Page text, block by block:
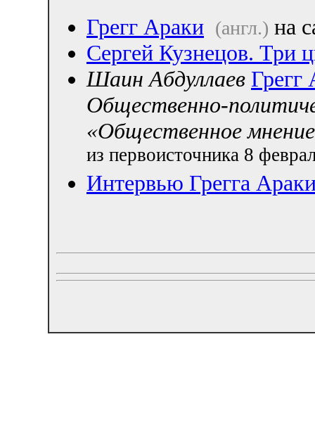
Грегг Араки (англ.) на
Сергей Кузнецов. Три
Шаин Абдуллаев Грегг
Общественно-
«Общественное
из первоисточника 8
Интервью Грегга